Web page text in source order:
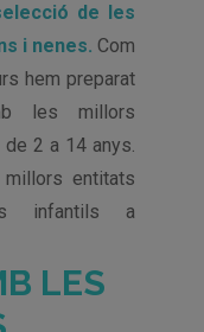
de les
i nenes. Com
hem preparat
les millors
2 a 14 anys.
millors entitats
infantils a
LES